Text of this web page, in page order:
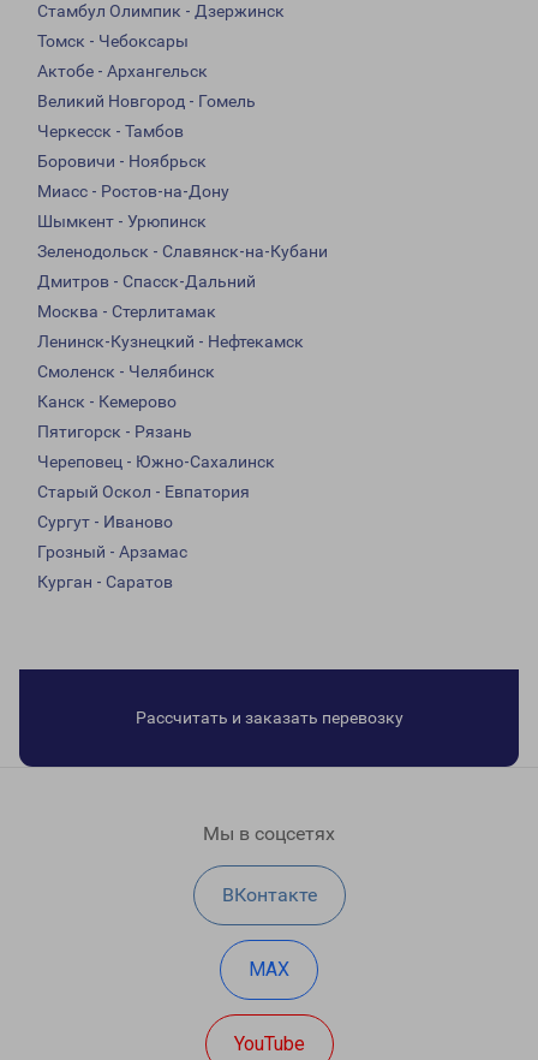
Стамбул Олимпик - Дзержинск
Томск - Чебоксары
Актобе - Архангельск
Великий Новгород - Гомель
Черкесск - Тамбов
Боровичи - Ноябрьск
Миасс - Ростов-на-Дону
Шымкент - Урюпинск
Зеленодольск - Славянск-на-Кубани
Дмитров - Спасск-Дальний
Москва - Стерлитамак
Ленинск-Кузнецкий - Нефтекамск
Смоленск - Челябинск
Канск - Кемерово
Пятигорск - Рязань
Череповец - Южно-Сахалинск
Старый Оскол - Евпатория
Сургут - Иваново
Грозный - Арзамас
Курган - Саратов
Рассчитать и заказать перевозку
Мы в соцсетях
ВКонтакте
MAX
YouTube